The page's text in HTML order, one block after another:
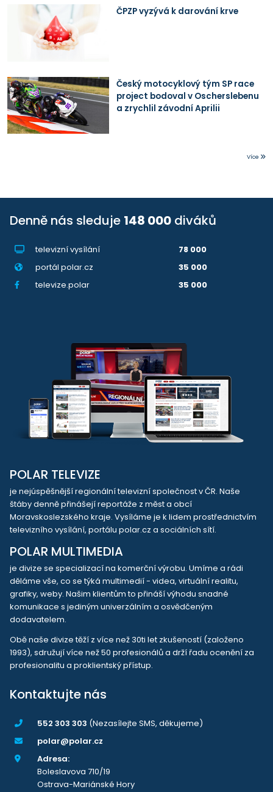
ČPZP vyzývá k darování krve
Český motocyklový tým SP race
project bodoval v Oscherslebenu
a zrychlil závodní Aprilii
Více
Denně nás sleduje 148 000 diváků
televizní vysílání
78 000
portál polar.cz
35 000
televize.polar
35 000
POLAR TELEVIZE
je nejúspěšnější regionální televizní společnost v ČR. Naše
štáby denně přinášejí reportáže z měst a obcí
Moravskoslezského kraje. Vysíláme je k lidem prostřednictvím
televizního vysílání, portálu polar.cz a sociálních sítí.
POLAR MULTIMEDIA
je divize se specializací na komerční výrobu. Umíme a rádi
děláme vše, co se týká multimedií - videa, virtuální realitu,
grafiky, weby. Našim klientům to přináší výhodu snadné
komunikace s jediným univerzálním a osvědčeným
dodavatelem.
Obě naše divize těží z více než 30ti let zkušeností (založeno
1993), sdružují více než 50 profesionálů a drží řadu ocenění za
profesionalitu a proklientský přístup.
Kontaktujte nás
552 303 303 (Nezasílejte SMS, děkujeme)
polar@polar.cz
Adresa:
Boleslavova 710/19
Ostrava-Mariánské Hory